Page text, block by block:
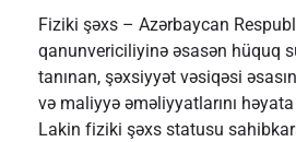
Fiziki şəxs – Azərbaycan
qanunvericiliyinə əsasən hüquq
tanınan, şəxsiyyət vəsiqəsi
və maliyyə əməliyyatlarını
Lakin fiziki şəxs statusu